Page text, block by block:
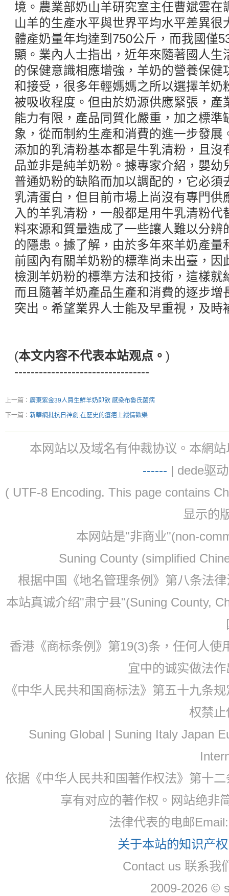
境。農業部奶山羊研究室主任曹斌雲在
山羊的生產水平與世界平均水平差異很
體產奶量年均達到750公斤，而我國僅
顯。業內人士指出，近年來隨著國人生
的保健意識相應增強，羊奶的營養保健
和接受，很多年輕媽媽之所以選擇羊奶
被吸收程度。但由於奶源供應緊張，產
能力有限，產品同質化嚴重，加之標準
象，從而制約生產和消費的進一步發展
添加的乳清粉基本都是牛乳清粉，且沒
品並非是純羊奶粉。據專家介紹，嬰幼
普通奶粉的缺陷而加以調配的，它必須
乳清蛋白，但目前市場上尚沒有專門供
入的羊乳清粉，一般都是用牛乳清粉
料來源和質量造成了一些讓人難以分辨
的隱患。據了解，由於多年來羊奶產量
前國內有關羊奶粉的標準尚未出臺，因
檢測羊奶粉的標準方法和技術，這樣就
而且隨著羊奶產品生產和消費的逐步增
突出。希望業界人士能及早重視，及時
(本文内容不代表本站观点。 )
---------------------------------
上一篇： 廣東紫金39人買生鮮羊奶即飲 感染布魯氏菌病
下一篇： 新華網批抗日神劇:在歷史的瘡疤上縱情歡樂
本网站以及域名有仲裁协议。本網
------ | dede驱
( UTF-8 Encoding. This page contains
显示的
本网站是"非商业"(non-
Suning County (simplified
根据中国《地名管理条例》第八条法
本站真诚介绍"肃宁县"(Suning County,
香港《商标条例》第19(3)条，任何人
宜中的诚实做法
《中华人民共和国商标法》第五十九条
权禁
Suning Global | Suning Italy Japan
依据《中华人民共和国著作权法》第十
享有对应的著作权。网站绝非
法律代表的电邮
关于本站的知识产
Contact us 联系我
2009-2026 ©